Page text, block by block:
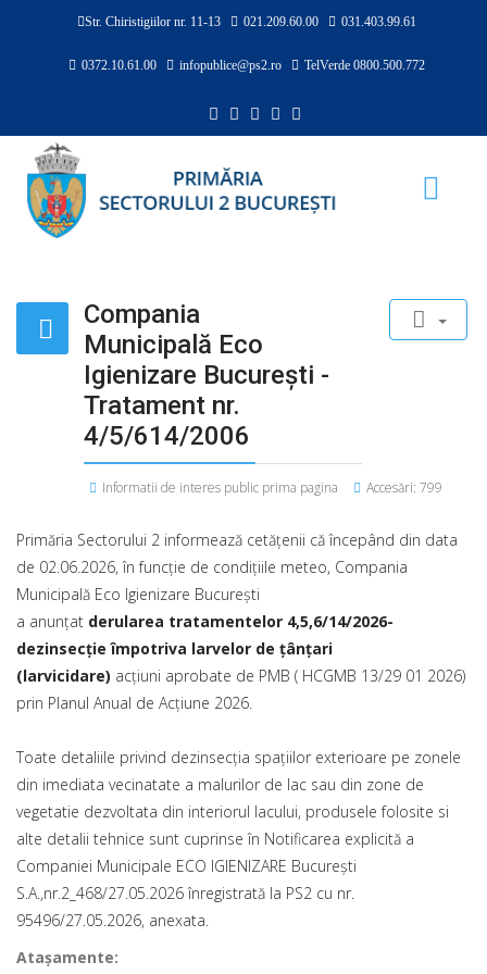
Str. Chiristigiilor nr. 11-13 021.209.60.00 031.403.99.61
0372.10.61.00 infopublice@ps2.ro TelVerde 0800.500.772
Compania
Municipală Eco
Igienizare București -
Tratament nr.
4/5/614/2006
Informatii de interes public prima pagina Accesări: 799
Primăria Sectorului 2 informează cetățenii că începând din data
de 02.06.2026, în funcție de condițiile meteo, Compania
Municipală Eco Igienizare București
a anunțat derularea tratamentelor 4,5,6/14/2026-
dezinsecție împotriva larvelor de țânțari
(larvicidare) acțiuni aprobate de PMB ( HCGMB 13/29 01 2026)
prin Planul Anual de Acțiune 2026.
Toate detaliile privind dezinsecția spațiilor exterioare pe zonele
din imediata vecinatate a malurilor de lac sau din zone de
vegetatie dezvoltata din interiorul lacului, produsele folosite si
alte detalii tehnice sunt cuprinse în Notificarea explicită a
Companiei Municipale ECO IGIENIZARE București
S.A.,nr.2_468/27.05.2026 înregistrată la PS2 cu nr.
95496/27.05.2026, anexata.
Ataşamente: